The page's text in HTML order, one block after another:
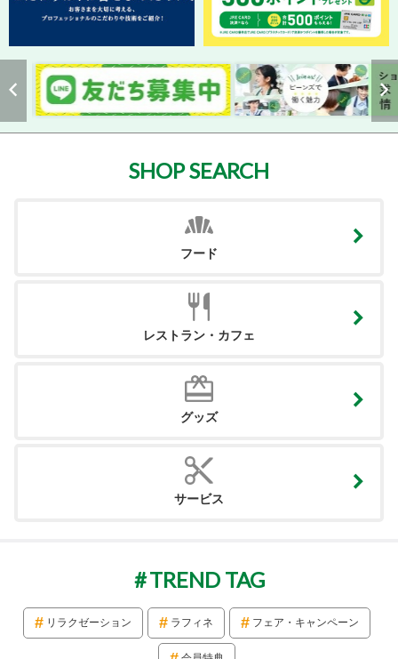
SHOP SEARCH
フード
レストラン・カフェ
グッズ
サービス
TREND TAG
リラクゼーション ラフィネ フェア・キャンペーン